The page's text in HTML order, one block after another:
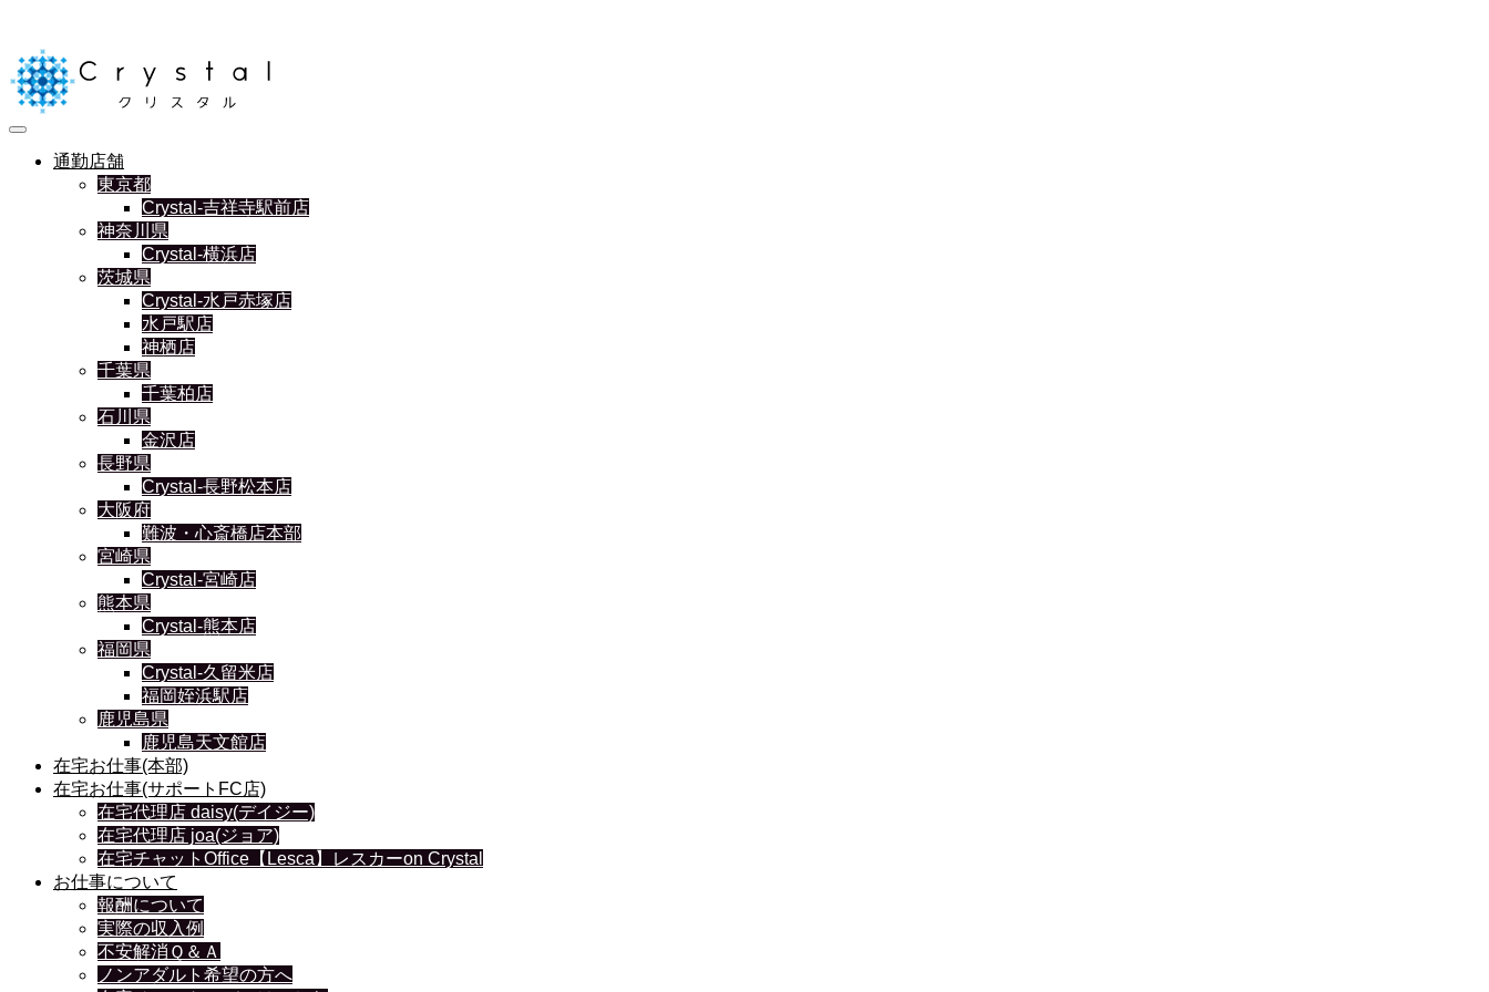
通勤店舗
東京都
Crystal-吉祥寺駅前店
神奈川県
Crystal-横浜店
茨城県
Crystal-水戸赤塚店
水戸駅店
神栖店
千葉県
千葉柏店
石川県
金沢店
長野県
Crystal-長野松本店
大阪府
難波・心斎橋店本部
宮崎県
Crystal-宮崎店
熊本県
Crystal-熊本店
福岡県
Crystal-久留米店
福岡姪浜駅店
鹿児島県
鹿児島天文館店
在宅お仕事(本部)
在宅お仕事(サポートFC店)
在宅代理店 daisy(デイジー)
在宅代理店 joa(ジョア)
在宅チャットOffice【Lesca】レスカーon Crystal
お仕事について
報酬について
実際の収入例
不安解消Ｑ＆Ａ
ノンアダルト希望の方へ